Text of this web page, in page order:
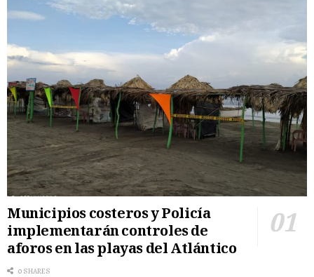
Municipios costeros y Policía
implementarán controles de
aforos en las playas del Atlántico
0 SHARES